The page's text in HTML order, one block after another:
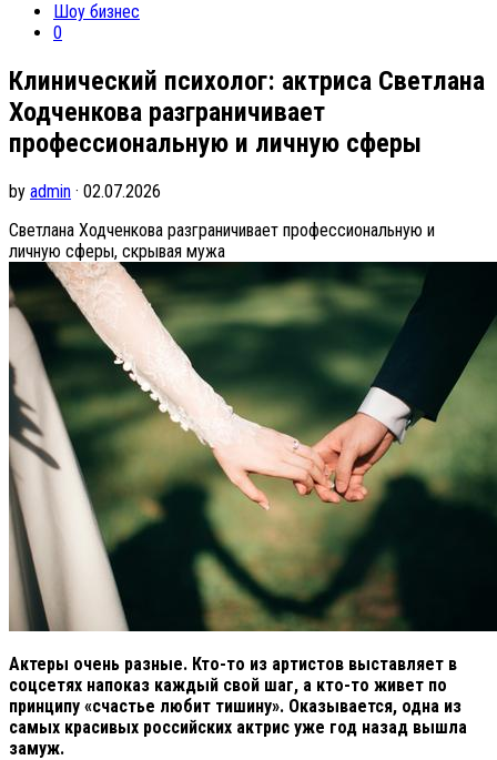
Шоу бизнес
0
Клинический психолог: актриса Светлана
Ходченкова разграничивает
профессиональную и личную сферы
by admin · 02.07.2026
Светлана Ходченкова разграничивает профессиональную и
личную сферы, скрывая мужа
Актеры очень разные. Кто-то из артистов выставляет в
соцсетях напоказ каждый свой шаг, а кто-то живет по
принципу «счастье любит тишину». Оказывается, одна из
самых красивых российских актрис уже год назад вышла
замуж.